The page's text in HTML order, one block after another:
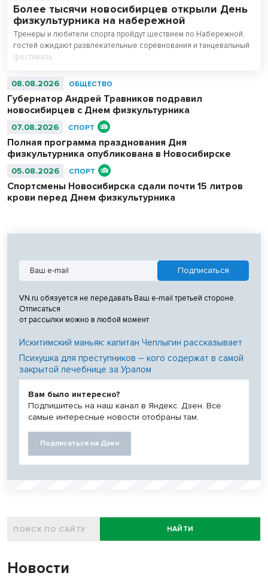
Более тысячи новосибирцев открыли День
физкультурника на набережной
Тренеры и любители спорта пройдут шествием по Набережной,
гостей ожидают развлекательные соревнования и танцевальный
фестиваль.
08.08.2026 ОБЩЕСТВО
Губернатор Андрей Травников подравил
новосибирцев с Днем физкультурника
07.08.2026 СПОРТ
Полная программа празднования Дня
физкультурника опубликована в Новосибирске
05.08.2026 СПОРТ
Спортсмены Новосибирска сдали почти 15 литров
крови перед Днем физкультурника
VN.ru обязуется не передавать Ваш e-mail третьей стороне.
Отписаться
от рассылки можно в любой момент
Искитимский маньяк: капитан Чеплыгин рассказывает
Психушка для преступников – кого содержат в самой
закрытой лечебнице за Уралом
Вам было интересно?
Подпишитесь на наш канал в Яндекс. Дзен. Все
самые интересные новости отобраны там.
Подписаться на Дзен
НАЙТИ
Новости